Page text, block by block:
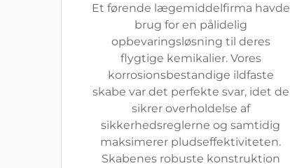
Et førende lægemiddelfirma havde
brug for en pålidelig
opbevaringsløsning til deres
flygtige kemikalier. Vores
korrosionsbestandige ildfaste
skabe var det perfekte svar, idet de
sikrer overholdelse af
sikkerhedsreglerne og samtidig
maksimerer pludseffektiviteten.
Skabenes robuste konstruktion